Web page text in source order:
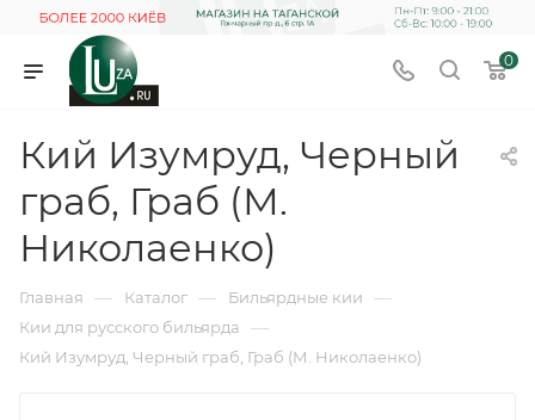
0
Кий Изумруд, Черный
граб, Граб (М.
Николаенко)
Главная — Каталог — Бильярдные кии —
Кии для русского бильярда —
Кий Изумруд, Черный граб, Граб (М. Николаенко)